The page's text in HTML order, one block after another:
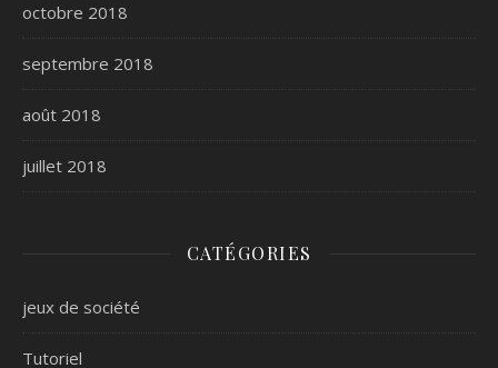
octobre 2018
septembre 2018
août 2018
juillet 2018
CATÉGORIES
jeux de société
Tutoriel